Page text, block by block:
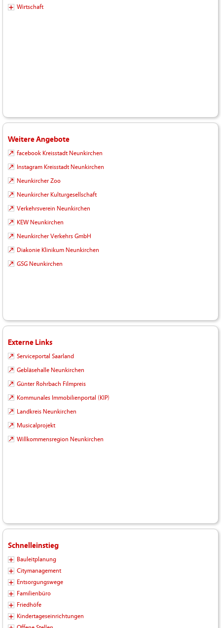
Wirtschaft
Weitere Angebote
facebook Kreisstadt Neunkirchen
Instagram Kreisstadt Neunkirchen
Neunkircher Zoo
Neunkircher Kulturgesellschaft
Verkehrsverein Neunkirchen
KEW Neunkirchen
Neunkircher Verkehrs GmbH
Diakonie Klinikum Neunkirchen
GSG Neunkirchen
Externe Links
Serviceportal Saarland
Gebläsehalle Neunkirchen
Günter Rohrbach Filmpreis
Kommunales Immobilienportal (KIP)
Landkreis Neunkirchen
Musicalprojekt
Willkommensregion Neunkirchen
Schnelleinstieg
Bauleitplanung
Citymanagement
Entsorgungswege
Familienbüro
Friedhöfe
Kindertageseinrichtungen